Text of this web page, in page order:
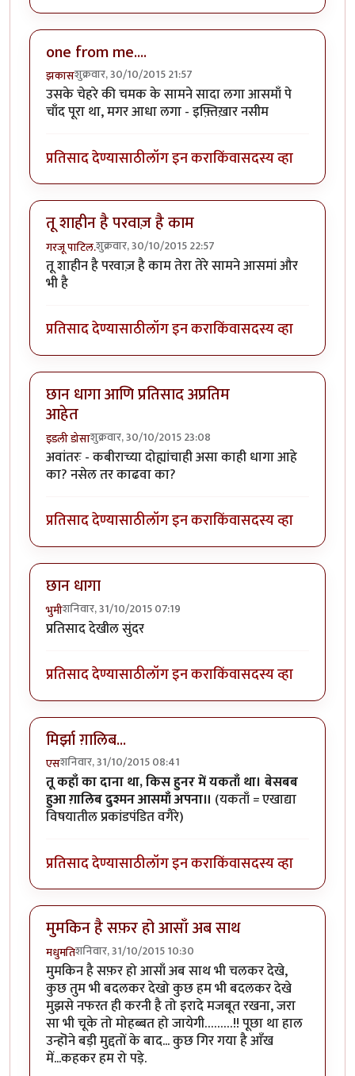
one from me....
झकासशुक्रवार, 30/10/2015 21:57
उसके चेहरे की चमक के सामने सादा लगा आसमाँ पे
चाँद पूरा था, मगर आधा लगा - इफ़्तिख़ार नसीम
प्रतिसाद देण्यासाठीलॉग इन कराकिंवासदस्य व्हा
तू शाहीन है परवाज़ है काम
गरजू पाटिल.शुक्रवार, 30/10/2015 22:57
तू शाहीन है परवाज़ है काम तेरा तेरे सामने आसमां और
भी है
प्रतिसाद देण्यासाठीलॉग इन कराकिंवासदस्य व्हा
छान धागा आणि प्रतिसाद अप्रतिम
आहेत
इडली डोसाशुक्रवार, 30/10/2015 23:08
अवांतरः - कबीराच्या दोह्यांचाही असा काही धागा आहे
का? नसेल तर काढवा का?
प्रतिसाद देण्यासाठीलॉग इन कराकिंवासदस्य व्हा
छान धागा
भुमीशनिवार, 31/10/2015 07:19
प्रतिसाद देखील सुंदर
प्रतिसाद देण्यासाठीलॉग इन कराकिंवासदस्य व्हा
मिर्झा ग़ालिब...
एसशनिवार, 31/10/2015 08:41
तू कहाँ का दाना था, किस हुनर में यकताँ था। बेसबब
हुआ ग़ालिब दुश्मन आसमाँ अपना॥ (यकताँ = एखाद्या
विषयातील प्रकांडपंडित वगैरे)
प्रतिसाद देण्यासाठीलॉग इन कराकिंवासदस्य व्हा
मुमकिन है सफ़र हो आसाँ अब साथ
मधुमतिशनिवार, 31/10/2015 10:30
मुमकिन है सफ़र हो आसाँ अब साथ भी चलकर देखे,
कुछ तुम भी बदलकर देखो कुछ हम भी बदलकर देखे
मुझसे नफरत ही करनी है तो इरादे मजबूत रखना, जरा
सा भी चूके तो मोहब्बत हो जायेगी………!! पूछा था हाल
उन्हॊने बड़ी मुद्दतों के बाद... कुछ गिर गया है आँख
में...कहकर हम रो पड़े.